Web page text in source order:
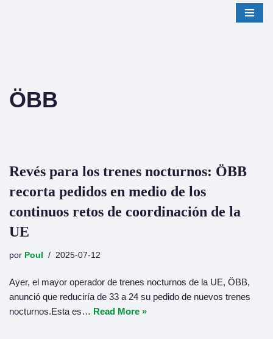
ÖBB
Revés para los trenes nocturnos: ÖBB
recorta pedidos en medio de los
continuos retos de coordinación de la
UE
por Poul 2025-07-12
Ayer, el mayor operador de trenes nocturnos de la UE, ÖBB,
anunció que reduciría de 33 a 24 su pedido de nuevos trenes
nocturnos.Esta es… Read More »